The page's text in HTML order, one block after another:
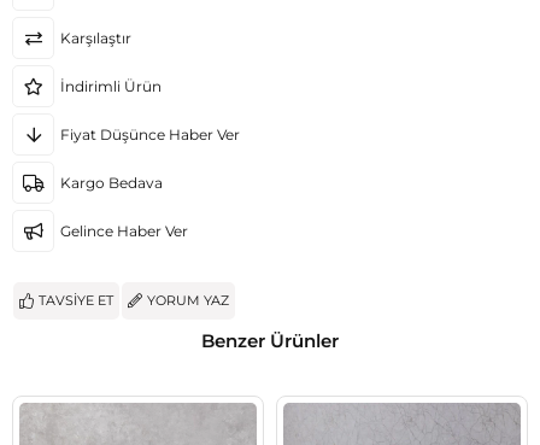
Karşılaştır
İndirimli Ürün
Fiyat Düşünce Haber Ver
Kargo Bedava
Gelince Haber Ver
TAVSIYE ET YORUM YAZ
Benzer Ürünler